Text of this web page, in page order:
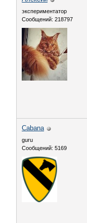
экспериментатор
Сообщений: 218797
Cabana
guru
Сообщений: 5169